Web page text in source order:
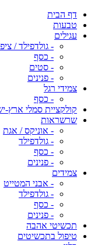
דף הבית
טבעות
עגילים
- גולדפילד / ציפוי זהב
- כסף
- סטים
- פנינים
צמידי רגל
- כסף
קולקציית סמלי ארץ-
שרשראות
- אוניקס / אגת
- גולדפילד
- כסף
- פנינים
צמידים
- אבני המטייט
- גולדפילד
- כסף
- פנינים
תכשיטי אהבה
טיפול בתכשיטים